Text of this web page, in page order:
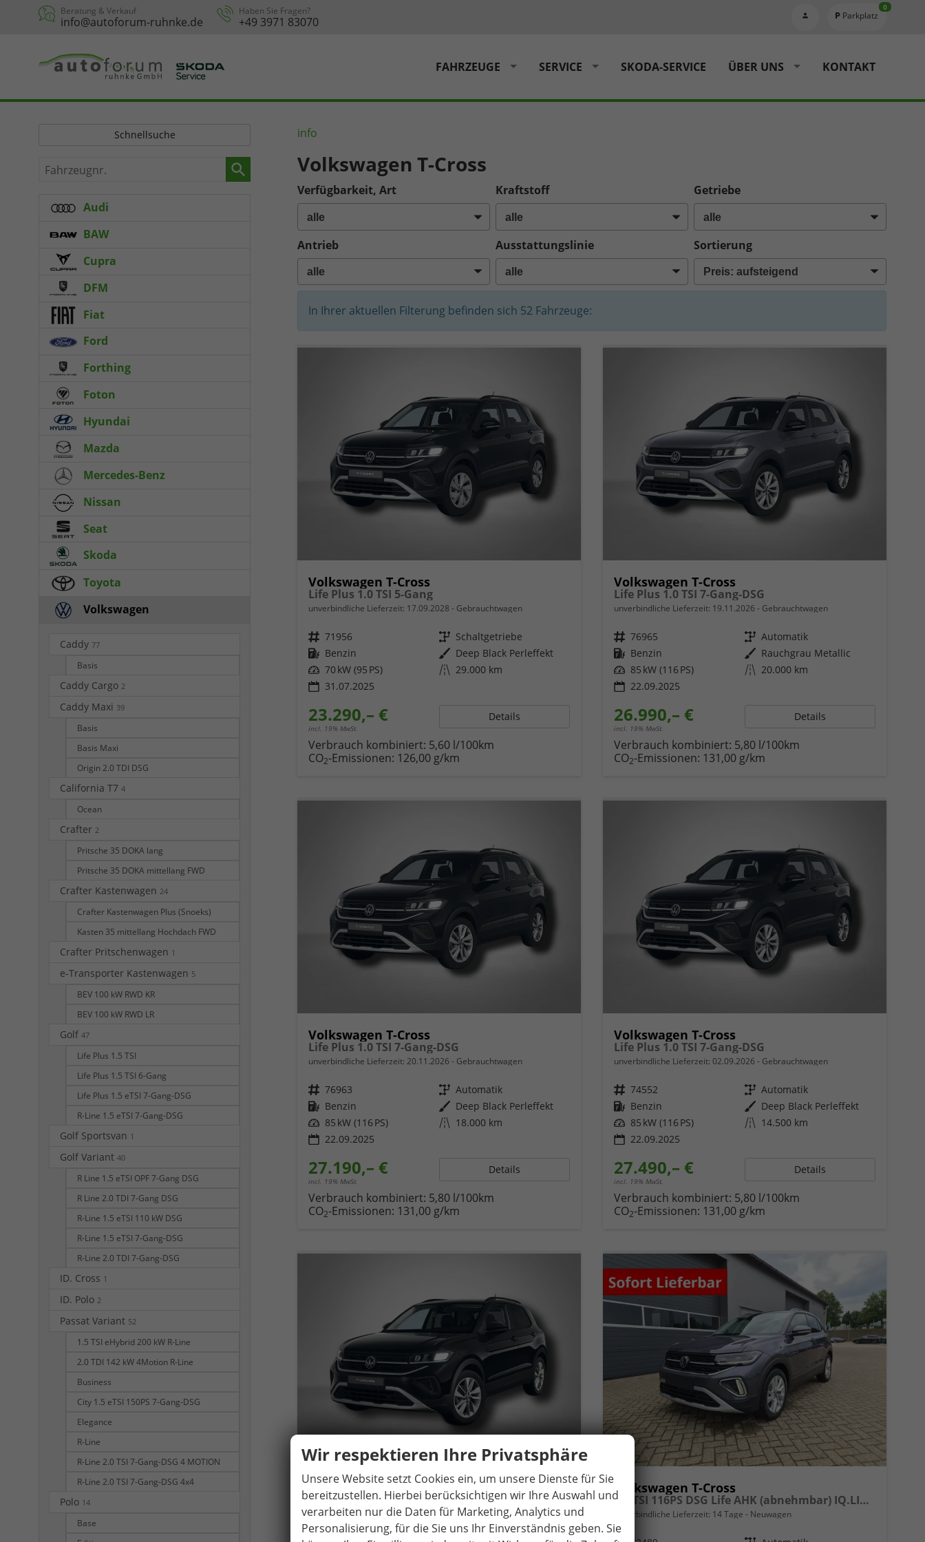
Beratung & Verkauf
info@autoforum-ruhnke.de
Haben Sie Fragen?
+49 3971 83070 Parkplatz
0
FAHRZEUGE SERVICE SKODA-SERVICE ÜBER UNS KONTAKT
info
Volkswagen T-Cross
Verfügbarkeit, Art Kraftstoff Getriebe
Antrieb Ausstattungslinie Sortierung
In Ihrer aktuellen Filterung befinden sich 52 Fahrzeuge:
Volkswagen T-Cross
Life Plus 1.0 TSI 5-Gang
unverbindliche Lieferzeit: 17.09.2028 Gebrauchtwagen
Fahrzeugnr. 71956 Getriebe Schaltgetriebe
Kraftstoff Benzin Außenfarbe Deep Black Perleffekt
Leistung 70 kW (95 PS) Kilometerstand 29.000 km
31.07.2025
23.290,– €
incl. 19% MwSt.
Details
Verbrauch kombiniert: 5,60 l/100km
CO2-Emissionen: 126,00 g/km
Volkswagen T-Cross
Life Plus 1.0 TSI 7-Gang-DSG
unverbindliche Lieferzeit: 19.11.2026 Gebrauchtwagen
Fahrzeugnr. 76965 Getriebe Automatik
Kraftstoff Benzin Außenfarbe Rauchgrau Metallic
Leistung 85 kW (116 PS) Kilometerstand 20.000 km
22.09.2025
26.990,– €
incl. 19% MwSt.
Details
Verbrauch kombiniert: 5,80 l/100km
CO2-Emissionen: 131,00 g/km
Volkswagen T-Cross
Life Plus 1.0 TSI 7-Gang-DSG
unverbindliche Lieferzeit: 20.11.2026 Gebrauchtwagen
Fahrzeugnr. 76963 Getriebe Automatik
Kraftstoff Benzin Außenfarbe Deep Black Perleffekt
Leistung 85 kW (116 PS) Kilometerstand 18.000 km
22.09.2025
27.190,– €
incl. 19% MwSt.
Details
Verbrauch kombiniert: 5,80 l/100km
CO2-Emissionen: 131,00 g/km
Volkswagen T-Cross
Life Plus 1.0 TSI 7-Gang-DSG
unverbindliche Lieferzeit: 02.09.2026 Gebrauchtwagen
Fahrzeugnr. 74552 Getriebe Automatik
Kraftstoff Benzin Außenfarbe Deep Black Perleffekt
Leistung 85 kW (116 PS) Kilometerstand 14.500 km
22.09.2025
27.490,– €
incl. 19% MwSt.
Details
Verbrauch kombiniert: 5,80 l/100km
CO2-Emissionen: 131,00 g/km
Volkswagen T-Cross
Life Plus 1.0 TSI 7-Gang-DSG
unverbindliche Lieferzeit:22.09.2026 Gebrauchtwagen
Volkswagen T-Cross
1.0 TSI 116PS DSG Life AHK (abnehmbar) IQ.LIGHT-LED-Matrix Sitzheizung Rückf.Kamera Klimaautomatik Abstandstempomat Apple CarPlay Android Auto
unverbindliche Lieferzeit: 14 Tage Neuwagen
Schnellsuche
Fahrzeugnr.
Audi
BAW
Cupra
DFM
Fiat
Ford
Forthing
Foton
Hyundai
Mazda
Mercedes-Benz
Nissan
Seat
Skoda
Toyota
Volkswagen
Caddy 77
Basis
Caddy Cargo 2
Caddy Maxi 39
Basis
Basis Maxi
Origin 2.0 TDI DSG
California T7 4
Ocean
Crafter 2
Pritsche 35 DOKA lang
Pritsche 35 DOKA mittellang FWD
Crafter Kastenwagen 24
Crafter Kastenwagen Plus (Snoeks)
Kasten 35 mittellang Hochdach FWD
Crafter Pritschenwagen 1
e-Transporter Kastenwagen 5
BEV 100 kW RWD KR
BEV 100 kW RWD LR
Golf 47
Life Plus 1.5 TSI
Life Plus 1.5 TSI 6-Gang
Life Plus 1.5 eTSI 7-Gang-DSG
R-Line 1.5 eTSI 7-Gang-DSG
Golf Sportsvan 1
Golf Variant 40
R Line 1.5 eTSI OPF 7-Gang DSG
R Line 2.0 TDI 7-Gang DSG
R-Line 1.5 eTSI 110 kW DSG
R-Line 1.5 eTSI 7-Gang-DSG
R-Line 2.0 TDI 7-Gang-DSG
ID. Cross 1
ID. Polo 2
Passat Variant 52
1.5 TSI eHybrid 200 kW R-Line
2.0 TDI 142 kW 4Motion R-Line
Business
City 1.5 eTSI 150PS 7-Gang-DSG
Elegance
R-Line
R-Line 2.0 TSI 7-Gang-DSG 4 MOTION
R-Line 2.0 TSI 7-Gang-DSG 4x4
Polo 14
Base
Wir respektieren Ihre Privatsphäre
Unsere Website setzt Cookies ein, um unsere Dienste für Sie
bereitzustellen. Hierbei berücksichtigen wir Ihre Auswahl und
verarbeiten nur die Daten für Marketing, Analytics und
Personalisierung, für die Sie uns Ihr Einverständnis geben. Sie